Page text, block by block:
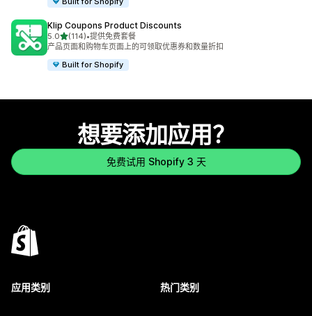
Klip Coupons Product Discounts
5.0星（满分 5 星）
(114)
总共 114 条评论
•提供免费套餐
产品页面和购物车页面上的可领取优惠券和数量折扣
Built for Shopify
想要添加应用？
免费试用 Shopify 3 天
应用类别 热门类别